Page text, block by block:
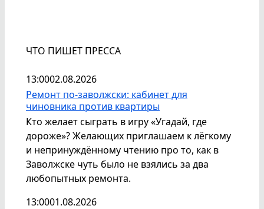
ЧТО ПИШЕТ ПРЕССА
13:0002.08.2026
Ремонт по-заволжски: кабинет для
чиновника против квартиры
Кто желает сыграть в игру «Угадай, где
дороже»? Желающих приглашаем к лёгкому
и непринуждённому чтению про то, как в
Заволжске чуть было не взялись за два
любопытных ремонта.
13:0001.08.2026